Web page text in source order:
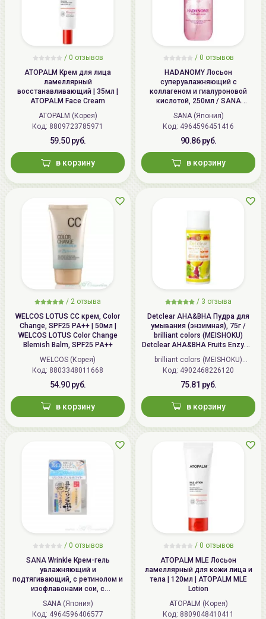
/ 0 отзывов
ATOPALM Крем для лица
ламеллярный
восстанавливающий | 35мл |
ATOPALM Face Cream
ATOPALM (Корея)
Код: 8809723785971
59.50 руб.
в корзину
/ 0 отзывов
HADANOMY Лосьон
суперувлажняющий с
коллагеном и гиалуроновой
кислотой, 250мл / SANA
HADANOMY Collagen mist
SANA (Япония)
Код: 4964596451416
90.86 руб.
в корзину
/ 2 отзыва
WELCOS LOTUS СС крем, Color
Change, SPF25 PA++ | 50мл |
WELCOS LOTUS Color Change
Blemish Balm, SPF25 PA++
WELCOS (Корея)
Код: 8803348011668
54.90 руб.
в корзину
/ 3 отзыва
Detclear AHA&BHA Пудра для
умывания (энзимная), 75г /
brilliant colors (MEISHOKU)
Detclear AHA&BHA Fruits Enzyme
Powder Wash
brilliant colors (MEISHOKU)
(Япония)
Код: 4902468226120
75.81 руб.
в корзину
/ 0 отзывов
SANA Wrinkle Крем-гель
увлажняющий и
подтягивающий, с ретинолом и
изофлавонами сои, с
осветляющим эффектом | 100г |
Wrinkle Gel Cream (Whitening)
SANA (Япония)
Код: 4964596406577
/ 0 отзывов
ATOPALM MLE Лосьон
ламеллярный для кожи лица и
тела | 120мл | ATOPALM MLE
Lotion
ATOPALM (Корея)
Код: 8809048410411